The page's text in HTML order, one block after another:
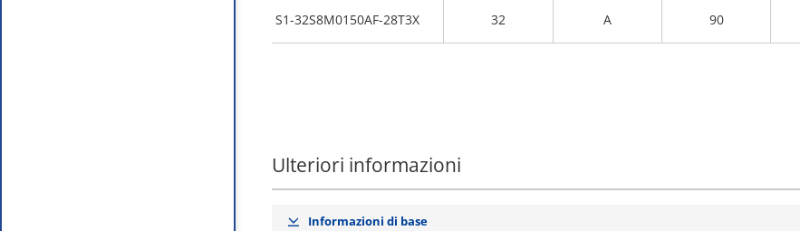
S1-32S8M0150AF-28T3X 32 A 90
Ulteriori informazioni
Informazioni di base